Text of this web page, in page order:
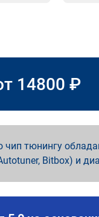
14800 ₽
чип тюнингу
Bitbox) и